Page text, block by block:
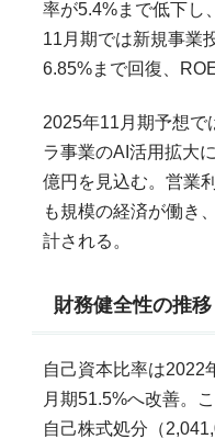
率が5.4%まで低下し
11月期では新規事業
6.85%まで回復、
2025年11月期予想で
ラ事業のAI活用拡大
億円を見込む。営業
も規模の経済が働き
計される。
財務健全性の推移
自己資本比率は2022
月期51.5%へ改善。
自己株式処分（